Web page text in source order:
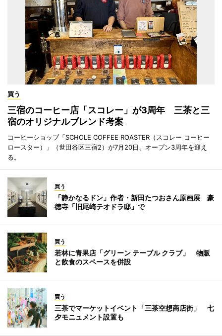
買う
三宿のコーヒー店「スコレー」が3周年 三茶と三
宿のオリジナルブレンド考案
コーヒーショップ「SCHOLE COFFEE ROASTER（スコレー コーヒー
ロースター）」（世田谷区三宿2）が7月20日、オープン3周年を迎え
る。
買う
「静かなるドン」作者・新田たつおさん原画展 豪
徳寺「旧尾崎テオドラ邸」で
買う
若林に青果店「グリーン テーブル クラブ」 物販
と飲食のスペースを併設
買う
三茶でマーケットイベント「三茶空想商店街」 七
夕モニュメント設置も